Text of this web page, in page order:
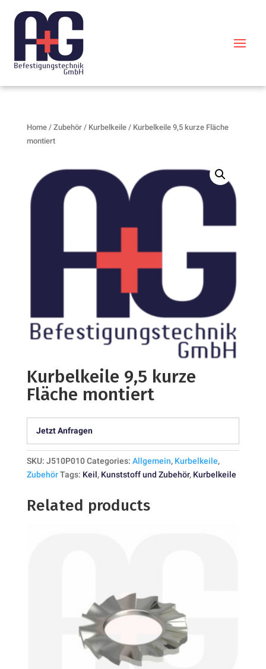
Home/ Zubehör/ Kurbelkeile/ Kurbelkeile 9,5 kurze Fläche
montiert
Kurbelkeile 9,5 kurze
Fläche montiert
Jetzt Anfragen
SKU: J510P010 Categories: Allgemein, Kurbelkeile,
Zubehör Tags: Keil, Kunststoff und Zubehör, Kurbelkeile
Related products